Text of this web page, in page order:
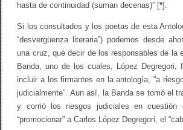
hasta de continuidad (suman decenas)” [*].
Si los consultados y los poetas de esta
“desvergüenza literaria”) podemos desde
una cruz, qué decir de los responsables de la
Banda, uno de los cuales, López Degregori,
incluir a los firmantes en la antología, “a
judicialmente”. Aun así, la Banda se tomó el
y corrió los riesgos judiciales en cuestión
“promocionar” a Carlos López Degregori, el